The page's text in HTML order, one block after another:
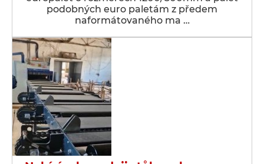
podobných euro paletám z předem
naformátovaného ma …